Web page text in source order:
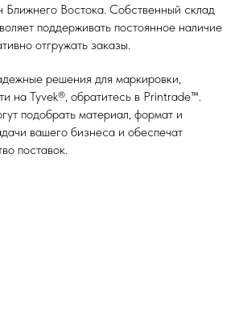
Ближнего Востока. Собственный склад
поддерживать постоянное наличие
отгружать заказы.
решения для маркировки,
на Tyvek®, обратитесь в Printrade™.
подобрать материал, формат и
вашего бизнеса и обеспечат
поставок.